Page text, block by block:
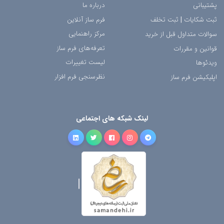
پشتیبانی
ثبت شکایات | ثبت تخلف
سوالات متداول قبل از خرید
قوانین و مقررات
ویدئوها
اپلیکیشن فرم ساز
درباره ما
فرم ساز آنلاین
مرکز راهنمایی
تعرفه‌های فرم ساز
لیست تغییرات
نظرسنجی فرم افزار
لینک شبکه های اجتماعی